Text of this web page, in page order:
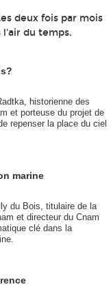
deux fois par mois
l'air du temps.
historienne des
et porteuse du projet de
repenser la place du ciel
marine
du Bois, titulaire de la
et directeur du Cnam
clé dans la